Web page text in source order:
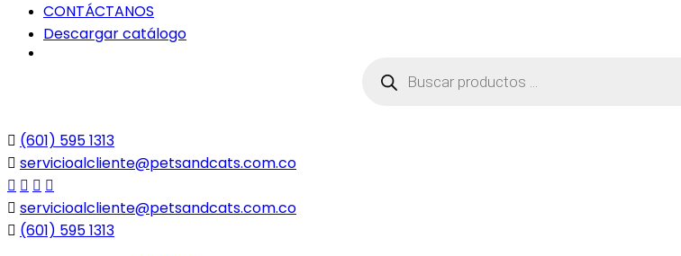
CONTÁCTANOS
Descargar catálogo
productos
(601) 595 1313
servicioalcliente@petsandcats.com.co
servicioalcliente@petsandcats.com.co
(601) 595 1313